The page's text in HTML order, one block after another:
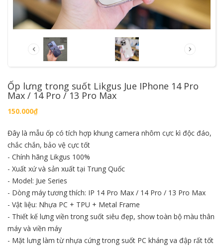
Ốp lưng trong suốt Likgus Jue IPhone 14 Pro
Max / 14 Pro / 13 Pro Max
150.000₫
Đây là mẫu ốp có tích hợp khung camera nhôm cực kì độc đáo,
chắc chắn, bảo vệ cực tốt
- Chính hãng Likgus 100%
- Xuất xứ và sản xuất tại Trung Quốc
- Model: Jue Series
- Dòng máy tương thích: IP 14 Pro Max / 14 Pro / 13 Pro Max
- Vật liệu: Nhựa PC + TPU + Metal Frame
- Thiết kế lưng viền trong suốt siêu đẹp, show toàn bộ màu thân
máy và viền máy
- Mặt lưng làm từ nhựa cứng trong suốt PC kháng va đập rất tốt